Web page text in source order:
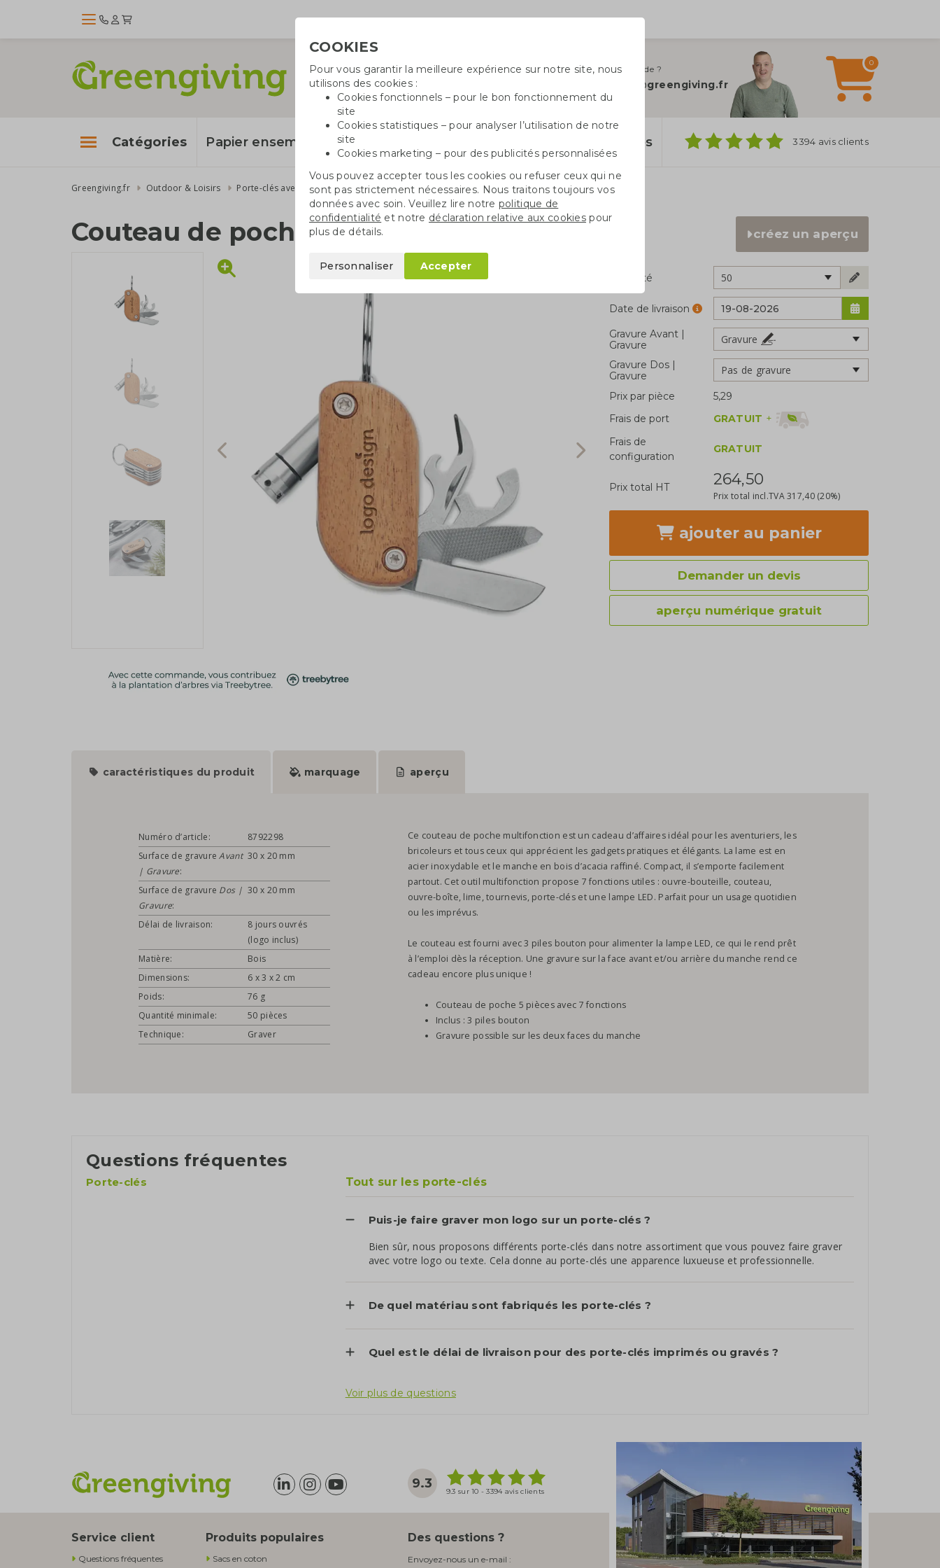
Besoin d’aide ?
info@greengiving.fr
0
Catégories Papier ensemencé Sacs en coton Stylos 3394 avis clients
Greengiving.fr Outdoor & Loisirs Porte-clés avec logo Couteau de poche 5 fonctions
Couteau de poche 5 fonctions créez un aperçu
Quantité 50
Date de livraison
Gravure Avant |
Gravure
Gravure
Gravure Dos |
Gravure
Pas de gravure
Prix par pièce
5,29
Frais de port
GRATUIT +
Frais de
configuration
GRATUIT
Prix total HT 264,50
Prix total incl.TVA317,40 (20%)
ajouter au panier
Demander un devis
aperçu numérique gratuit
caractéristiques du produit marquage aperçu
Numéro d’article:
8792298
Surface de gravureAvant
| Gravure:
30 x 20 mm
Surface de gravure Dos |
Gravure:
30 x 20 mm
Délai de livraison:
8 jours ouvrés
(logo inclus)
Matière:
Bois
Dimensions:
6 x 3 x 2 cm
Poids:
76 g
Quantité minimale:
50 pièces
Technique:
Graver
Ce couteau de poche multifonction est un cadeau d’affaires idéal pour les aventuriers, les
bricoleurs et tous ceux qui apprécient les gadgets pratiques et élégants. La lame est en
acier inoxydable et le manche en bois d’acacia raffiné. Compact, il s’emporte facilement
partout. Cet outil multifonction propose 7 fonctions utiles : ouvre-bouteille, couteau,
ouvre-boîte, lime, tournevis, porte-clés et une lampe LED. Parfait pour un usage quotidien
ou les imprévus.
Le couteau est fourni avec 3 piles bouton pour alimenter la lampe LED, ce qui le rend prêt
à l’emploi dès la réception. Une gravure sur la face avant et/ou arrière du manche rend ce
cadeau encore plus unique !
Couteau de poche 5 pièces avec 7 fonctions
Inclus : 3 piles bouton
Gravure possible sur les deux faces du manche
Questions fréquentes
Porte-clés Tout sur les porte-clés
Puis-je faire graver mon logo sur un porte-clés ?
Bien sûr, nous proposons différents porte-clés dans notre assortiment que vous pouvez faire graver
avec votre logo ou texte. Cela donne au porte-clés une apparence luxueuse et professionnelle.
De quel matériau sont fabriqués les porte-clés ?
Quel est le délai de livraison pour des porte-clés imprimés ou gravés ?
Voir plus de questions
9.3
9.3 sur 10 - 3394 avis clients
Service client
Questions fréquentes
Produits populaires
Sacs en coton
Des questions ?
Envoyez-nous un e-mail :
COOKIES
Pour vous garantir la meilleure expérience sur notre site, nous
utilisons des cookies :
Cookies fonctionnels – pour le bon fonctionnement du
site
Cookies statistiques – pour analyser l’utilisation de notre
site
Cookies marketing – pour des publicités personnalisées
Vous pouvez accepter tous les cookies ou refuser ceux qui ne
sont pas strictement nécessaires. Nous traitons toujours vos
données avec soin. Veuillez lire notre politique de
confidentialité et notre déclaration relative aux cookiespour
plus de détails.
Personnaliser Accepter